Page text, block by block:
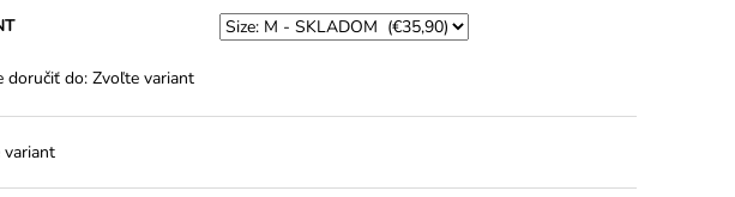
doručiť do: Zvoľte variant